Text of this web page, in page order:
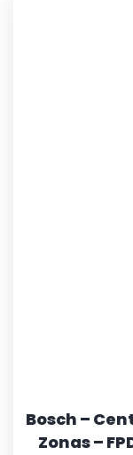
Bosch –
Zonas –